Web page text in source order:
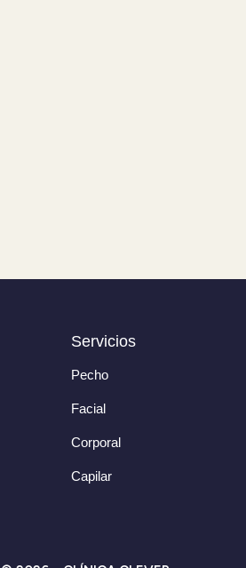
Servicios
Pecho
Facial
Corporal
Capilar